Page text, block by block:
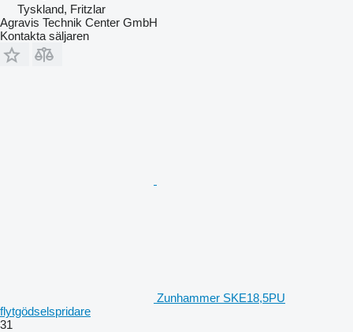
Tyskland, Fritzlar
Agravis Technik Center GmbH
Kontakta säljaren
Zunhammer SKE18,5PU
flytgödselspridare
31